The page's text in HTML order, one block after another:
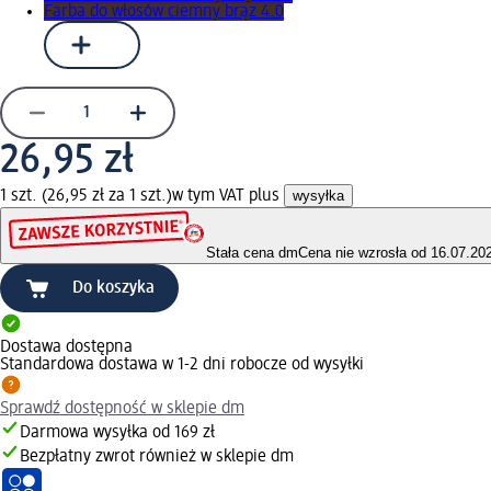
Farba do włosów ciemny brąz 4.0
26,95 zł
1 szt. (26,95 zł za 1 szt.)w tym VAT plus wysyłka
Stała cena dmCena nie wzrosła od
Do koszyka
Dostawa dostępna
Standardowa dostawa w 1-2 dni robocze od wysyłki
Sprawdź dostępność w sklepie dm
Darmowa wysyłka od 169 zł
Bezpłatny zwrot również w sklepie dm